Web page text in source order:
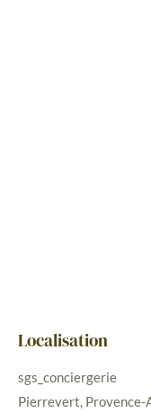
Localisation
sgs_conciergerie
Pierrevert, Provence-